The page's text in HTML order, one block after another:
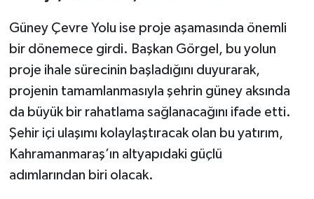
Güney Çevre Yolu ise proje aşamasında önemli
bir dönemece girdi. Başkan Görgel, bu yolun
proje ihale sürecinin başladığını duyurarak,
projenin tamamlanmasıyla şehrin güney aksında
da büyük bir rahatlama sağlanacağını ifade etti.
Şehir içi ulaşımı kolaylaştıracak olan bu yatırım,
Kahramanmaraş’ın altyapıdaki güçlü
adımlarından biri olacak.